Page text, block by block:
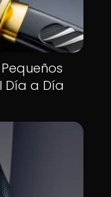
Día a Día